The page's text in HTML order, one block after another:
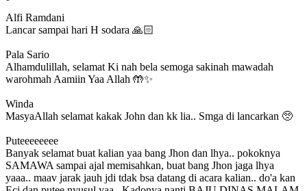
Alfi Ramdani
Lancar sampai hari H sodara 🙏🏻
Pala Sario
Alhamdulillah, selamat Ki nah bela semoga sakinah mawadah
warohmah Aamiin Yaa Allah 🤲✨
Winda
MasyaAllah selamat kakak John dan kk lia.. Smga di lancarkan 🥺
Puteeeeeeee
Banyak selamat buat kalian yaa bang Jhon dan lhya.. pokoknya
SAMAWA sampai ajal memisahkan, buat bang Jhon jaga lhya
yaaa.. maav jarak jauh jdi tdak bsa datang di acara kalian.. do'a kan